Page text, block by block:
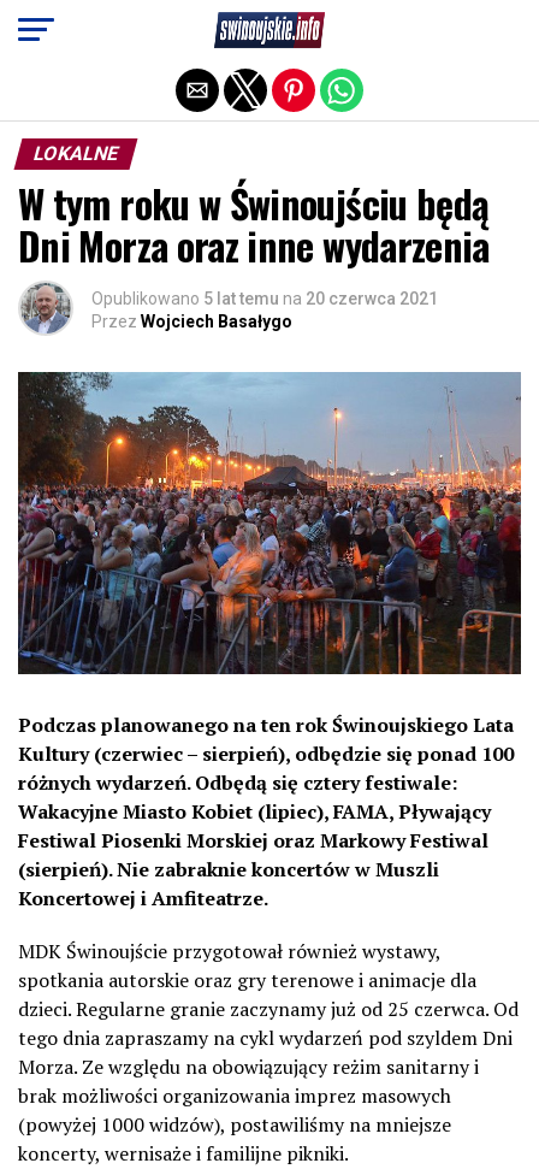
LOKALNE
W tym roku w Świnoujściu będą
Dni Morza oraz inne wydarzenia
Opublikowano 5 lat temu na 20 czerwca 2021
Przez Wojciech Basałygo
Podczas planowanego na ten rok Świnoujskiego Lata
Kultury (czerwiec – sierpień), odbędzie się ponad 100
różnych wydarzeń. Odbędą się cztery festiwale:
Wakacyjne Miasto Kobiet (lipiec), FAMA, Pływający
Festiwal Piosenki Morskiej oraz Markowy Festiwal
(sierpień). Nie zabraknie koncertów w Muszli
Koncertowej i Amfiteatrze.
MDK Świnoujście przygotował również wystawy,
spotkania autorskie oraz gry terenowe i animacje dla
dzieci. Regularne granie zaczynamy już od 25 czerwca. Od
tego dnia zapraszamy na cykl wydarzeń pod szyldem Dni
Morza. Ze względu na obowiązujący reżim sanitarny i
brak możliwości organizowania imprez masowych
(powyżej 1000 widzów), postawiliśmy na mniejsze
koncerty, wernisaże i familijne pikniki.
Exit mobile version